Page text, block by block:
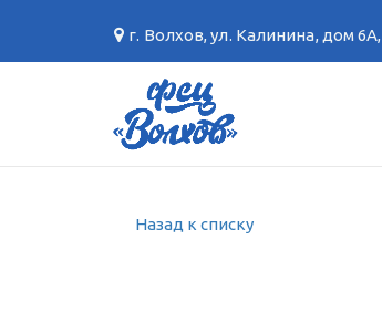
г. Волхов,ул. Калинина, дом 6А,
Назад к списку